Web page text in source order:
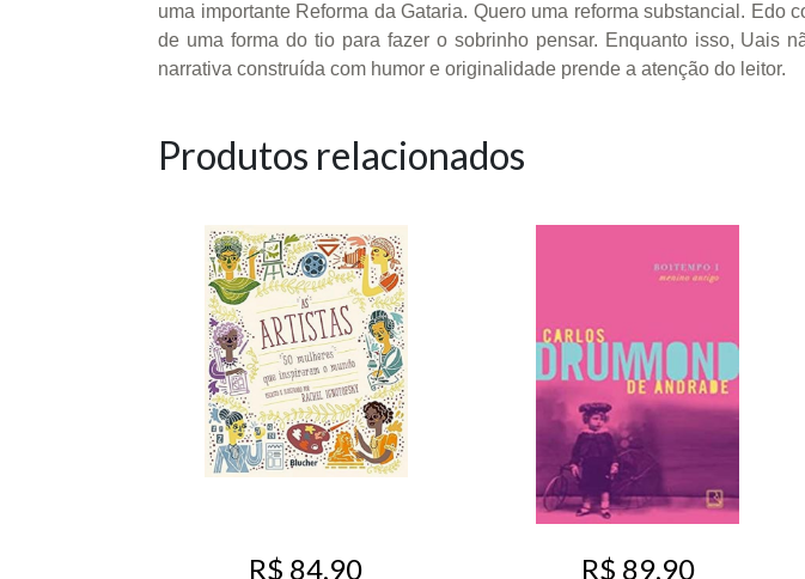
uma importante Reforma da Gataria. Quero uma reforma substancial.
de uma forma do tio para fazer o sobrinho pensar. Enquanto isso, Uais
narrativa construída com humor e originalidade prende a atenção do leitor.
Produtos relacionados
R$ 84,90 R$ 89,90